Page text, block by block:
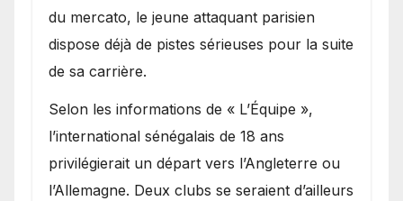
du mercato, le jeune attaquant parisien
dispose déjà de pistes sérieuses pour la suite
de sa carrière.
Selon les informations de « L’Équipe »,
l’international sénégalais de 18 ans
privilégierait un départ vers l’Angleterre ou
l’Allemagne. Deux clubs se seraient d’ailleurs